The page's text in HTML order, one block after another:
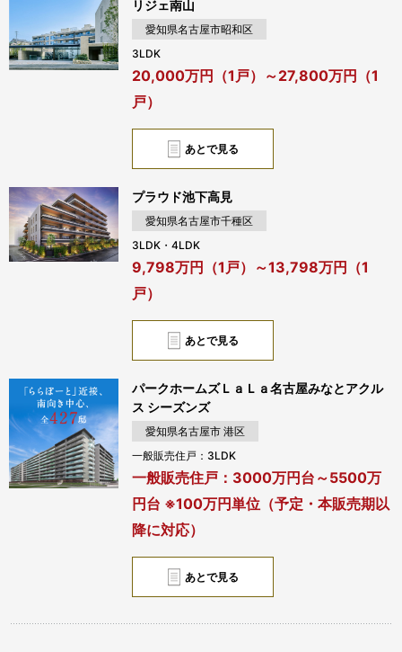
あとで見る
リジェ南山
愛知県名古屋市昭和区
3LDK
20,000万円（1戸）～27,800万円（1
戸）
あとで見る
プラウド池下高見
愛知県名古屋市千種区
3LDK・4LDK
9,798万円（1戸）～13,798万円（1
戸）
あとで見る
パークホームズＬａＬａ名古屋みなとアクル
ス シーズンズ
愛知県名古屋市 港区
一般販売住戸：3LDK
一般販売住戸：3000万円台～5500万
円台 ※100万円単位（予定・本販売期以
降に対応）